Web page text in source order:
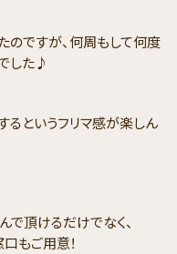
のですが、何周もして何度
した♪
というフリマ感が楽しん
頂けるだけでなく、
もご用意！